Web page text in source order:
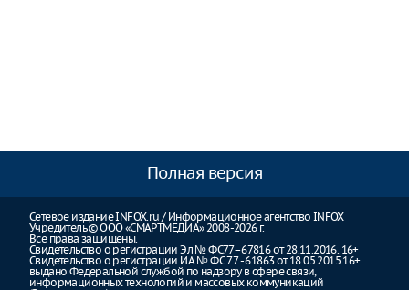
Полная версия
Сетевое издание INFOX.ru / Информационное агентство INFOX
Учредитель © ООО «СМАРТМЕДИА» 2008-2026 г.
Все права защищены.
Свидетельство о регистрации Эл № ФС77–67816 от 28.11.2016. 16+
Свидетельство о регистрации ИА № ФС 77 - 61863 от 18.05.2015 16+
выдано Федеральной службой по надзору в сфере связи,
информационных технологий и массовых коммуникаций